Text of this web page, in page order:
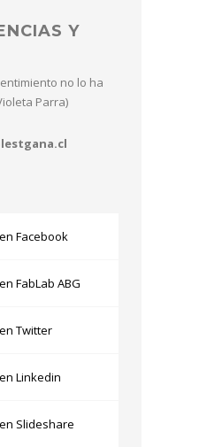
Y
no lo ha
Parra)
Facebook
FabLab ABG
Twitter
Linkedin
Slideshare